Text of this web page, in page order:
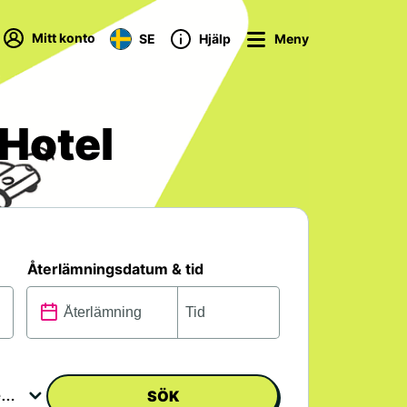
Mitt konto SE Hjälp Meny
Återlämningsdatum & tid
SÖK